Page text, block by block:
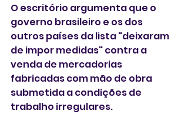
O escritório argumenta que o
governo brasileiro e os dos
outros países da lista "deixaram
de impor medidas" contra a
venda de mercadorias
fabricadas com mão de obra
submetida a condições de
trabalho irregulares.